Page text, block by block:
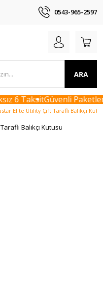
0543-965-2597
ARA
6 TaksitGüvenli
Elite Utility Çift Taraflı Balıkçı